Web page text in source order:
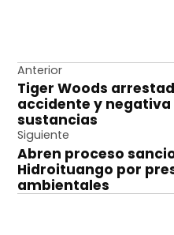
Navegación
de
entradas
Anterior
Tiger Woods
accidente y negativa
sustancias
Siguiente
Abren proceso
Hidroituango por
ambientales